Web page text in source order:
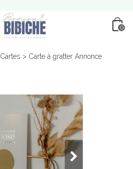
0
Cartes > Carte à gratter Annonce